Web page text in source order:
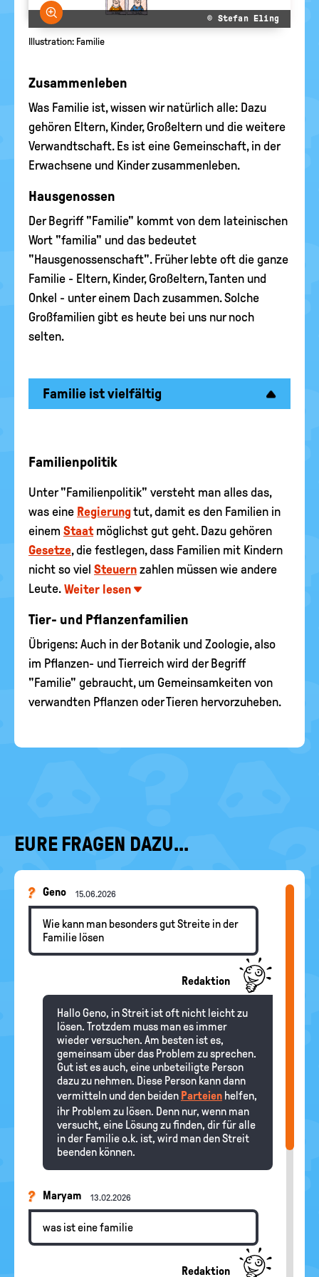
Bild vergrößern
© Stefan Eling
Illustration: Familie
Zusammenleben
Was Familie ist, wissen wir natürlich alle: Dazu
gehören Eltern, Kinder, Großeltern und die weitere
Verwandtschaft. Es ist eine Gemeinschaft, in der
Erwachsene und Kinder zusammenleben.
Hausgenossen
Der Begriff "Familie" kommt von dem lateinischen
Wort "familia" und das bedeutet
"Hausgenossenschaft". Früher lebte oft die ganze
Familie - Eltern, Kinder, Großeltern, Tanten und
Onkel - unter einem Dach zusammen. Solche
Großfamilien gibt es heute bei uns nur noch
selten.
Familie ist vielfältig
Familienpolitik
Unter "Familienpolitik" versteht man alles das,
was eine Regierungtut, damit es den Familien in
einem Staatmöglichst gut geht. Dazu gehören
Gesetze, die festlegen, dass Familien mit Kindern
nicht so viel Steuern zahlen müssen wie andere
Leute. Weiter lesen
Tier- und Pflanzenfamilien
Übrigens: Auch in der Botanik und Zoologie, also
im Pflanzen- und Tierreich wird der Begriff
"Familie" gebraucht, um Gemeinsamkeiten von
verwandten Pflanzen oder Tieren hervorzuheben.
EURE FRAGEN DAZU...
Geno 15.06.2026
Wie kann man besonders gut Streite in der
Familie lösen
Redaktion
Hallo Geno, in Streit ist oft nicht leicht zu
lösen. Trotzdem muss man es immer
wieder versuchen. Am besten ist es,
gemeinsam über das Problem zu sprechen.
Gut ist es auch, eine unbeteiligte Person
dazu zu nehmen. Diese Person kann dann
vermitteln und den beiden Parteien helfen,
ihr Problem zu lösen. Denn nur, wenn man
versucht, eine Lösung zu finden, dir für alle
in der Familie o.k. ist, wird man den Streit
beenden können.
Maryam 13.02.2026
was ist eine familie
Redaktion